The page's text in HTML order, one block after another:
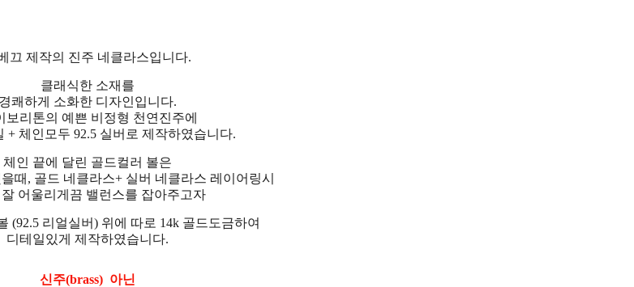
끄 제작의 진주 네클라스입니다.
클래식한 소재를
경쾌하게 소화한 디자인입니다.
보리톤의 예쁜 비정형 천연진주에
+ 체인모두 92.5 실버로 제작하였습니다.
체인 끝에 달린 골드컬러 볼은
때, 골드 네클라스+ 실버 네클라스 레이어링시
잘 어울리게끔 밸런스를 잡아주고자
(92.5 리얼실버) 위에 따로 14k 골드도금하여
디테일있게 제작하였습니다.
신주(brass) 아닌